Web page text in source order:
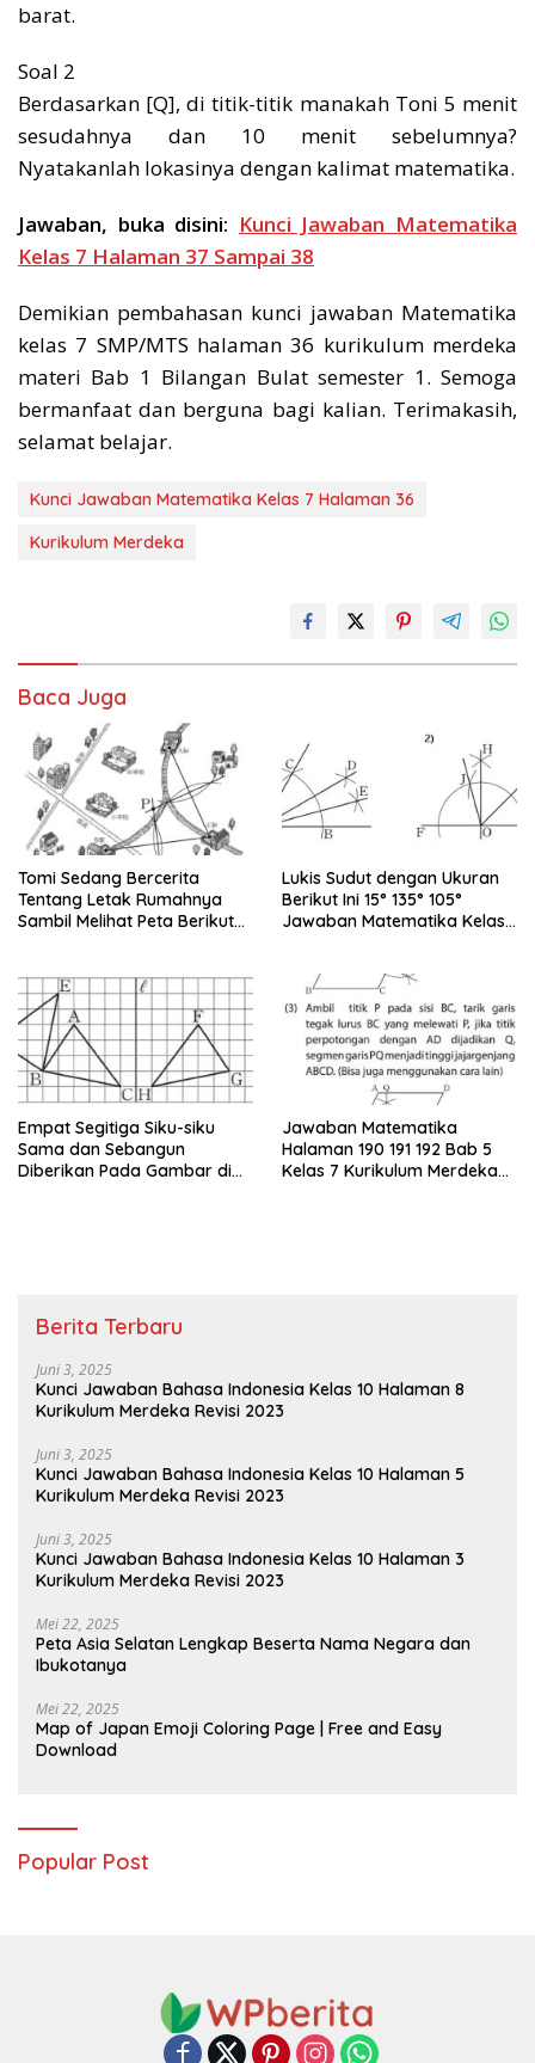
barat.
Soal 2
Berdasarkan [Q], di titik-titik manakah Toni 5 menit
sesudahnya dan 10 menit sebelumnya?
Nyatakanlah lokasinya dengan kalimat matematika.
Jawaban, buka disini: Kunci Jawaban Matematika
Kelas 7 Halaman 37 Sampai 38
Demikian pembahasan kunci jawaban Matematika
kelas 7 SMP/MTS halaman 36 kurikulum merdeka
materi Bab 1 Bilangan Bulat semester 1. Semoga
bermanfaat dan berguna bagi kalian. Terimakasih,
selamat belajar.
Kunci Jawaban Matematika Kelas 7 Halaman 36
Kurikulum Merdeka
Baca Juga
Tomi Sedang Bercerita
Tentang Letak Rumahnya
Sambil Melihat Peta Berikut
Lukis Sudut dengan Ukuran
Berikut Ini 15° 135° 105°
Jawaban Matematika Kelas
Empat Segitiga Siku-siku
Sama dan Sebangun
Diberikan Pada Gambar di
Jawaban Matematika
Halaman 190 191 192 Bab 5
Kelas 7 Kurikulum Merdeka
Berita Terbaru
Juni 3, 2025
Kunci Jawaban Bahasa Indonesia Kelas 10 Halaman 8
Kurikulum Merdeka Revisi 2023
Juni 3, 2025
Kunci Jawaban Bahasa Indonesia Kelas 10 Halaman 5
Kurikulum Merdeka Revisi 2023
Juni 3, 2025
Kunci Jawaban Bahasa Indonesia Kelas 10 Halaman 3
Kurikulum Merdeka Revisi 2023
Mei 22, 2025
Peta Asia Selatan Lengkap Beserta Nama Negara dan
Ibukotanya
Mei 22, 2025
Map of Japan Emoji Coloring Page | Free and Easy
Download
Popular Post